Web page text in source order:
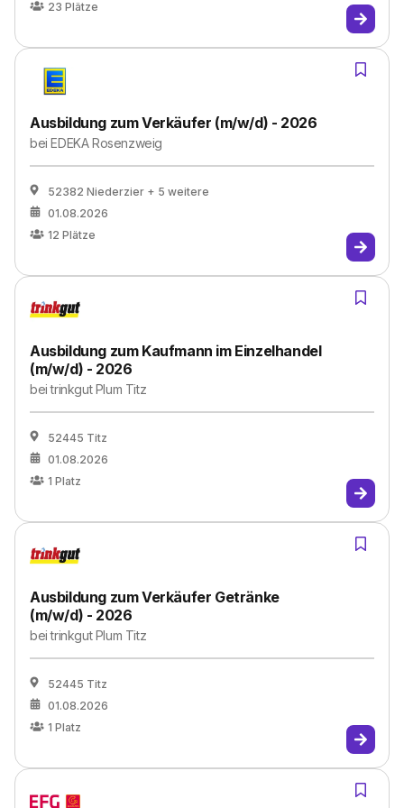
23 Plätze
Ausbildung zum Verkäufer (m/w/d) - 2026
beiEDEKA Rosenzweig
52382 Niederzier + 5 weitere
01.08.2026
12 Plätze
Ausbildung zum Kaufmann im Einzelhandel
(m/w/d) - 2026
beitrinkgut Plum Titz
52445 Titz
01.08.2026
1 Platz
Ausbildung zum Verkäufer Getränke
(m/w/d) - 2026
beitrinkgut Plum Titz
52445 Titz
01.08.2026
1 Platz